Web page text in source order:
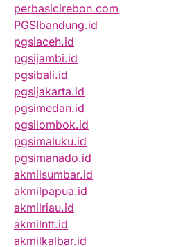
perbasicirebon.com
PGSIbandung.id
pgsiaceh.id
pgsijambi.id
pgsibali.id
pgsijakarta.id
pgsimedan.id
pgsilombok.id
pgsimaluku.id
pgsimanado.id
akmilsumbar.id
akmilpapua.id
akmilriau.id
akmilntt.id
akmilkalbar.id